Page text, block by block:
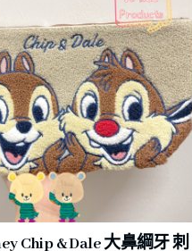
Chip & Dale 大鼻綱牙 刺